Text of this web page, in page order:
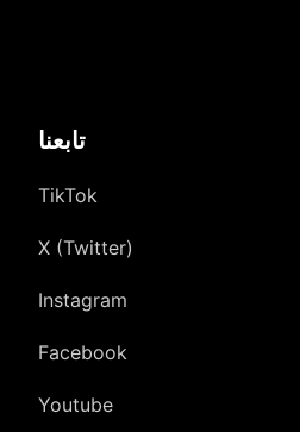
تابعنا
TikTok
X (Twitter)
Instagram
Facebook
Youtube